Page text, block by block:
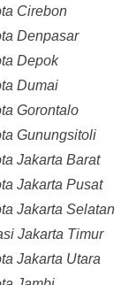
Cirebon
Denpasar
Depok
Dumai
Gorontalo
Gunungsitoli
Jakarta Barat
Jakarta Pusat
Jakarta Selatan
Jakarta Timur
Jakarta Utara